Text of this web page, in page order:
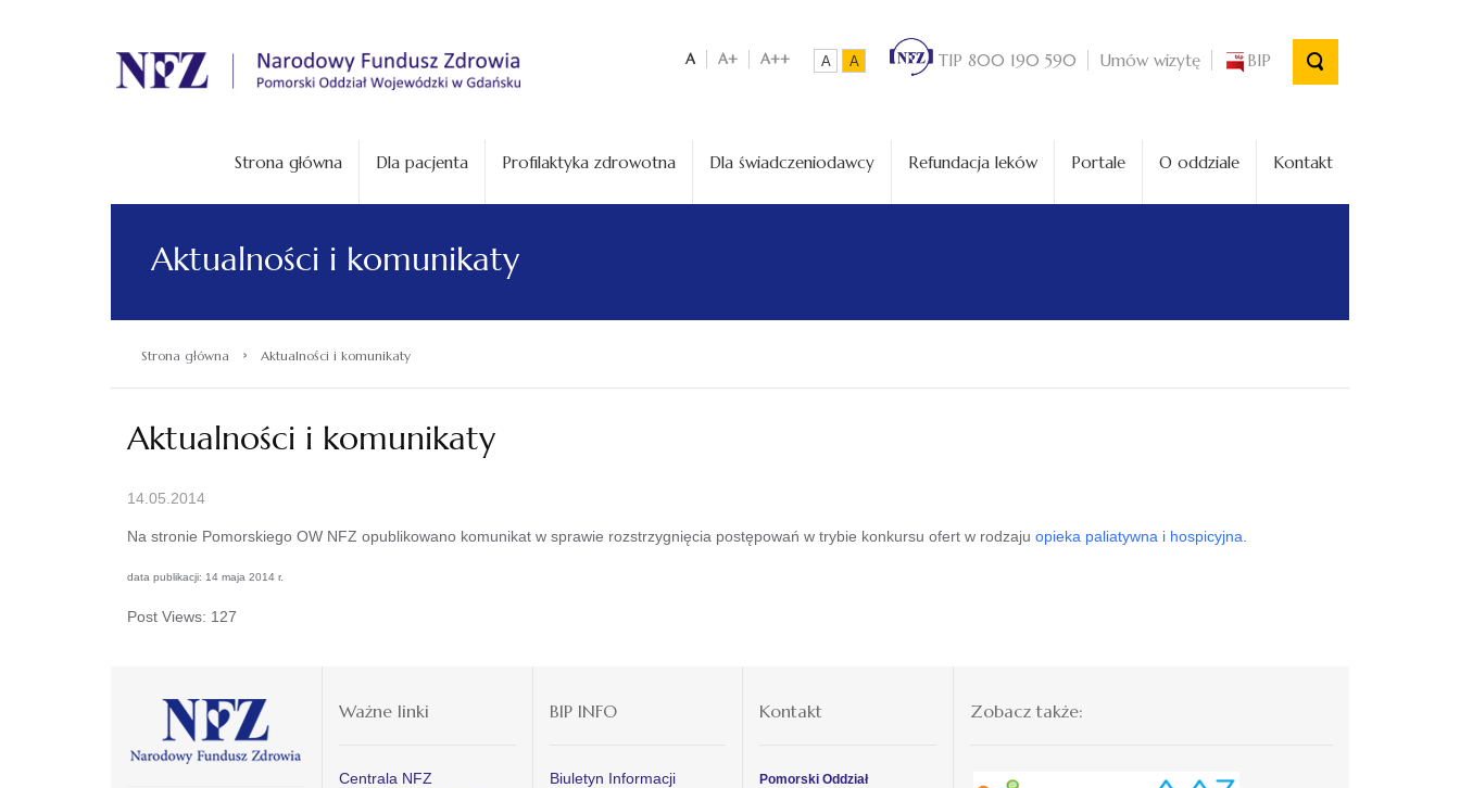
. A A+ A++ A A TIP 800 190 590 Umów wizytę BIP
Strona główna Dla pacjenta Profilaktyka zdrowotna Dla świadczeniodawcy Refundacja leków Portale O oddziale Kontakt
Aktualności i komunikaty
Strona główna › Aktualności i komunikaty
Aktualności i komunikaty
14.05.2014
Na stronie Pomorskiego OW NFZ opublikowano komunikat w sprawie rozstrzygnięcia postępowań w trybie konkursu ofert w rodzaju opieka paliatywna i hospicyjna
data publikacji: 14 maja 2014 r.
Post Views: 127
Ważne linki
Centrala NFZ
BIP INFO
Biuletyn Informacji
Kontakt
Pomorski Oddział
Zobacz także: